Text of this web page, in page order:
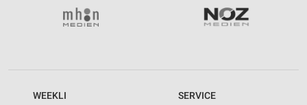
WEEKLI SERVICE